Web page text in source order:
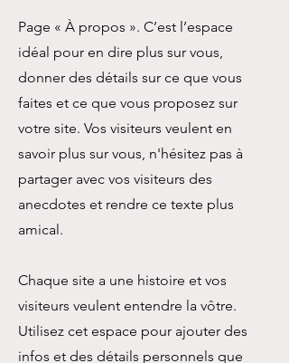
Page « À propos ». C’est l’espace
idéal pour en dire plus sur vous,
donner des détails sur ce que vous
faites et ce que vous proposez sur
votre site. Vos visiteurs veulent en
savoir plus sur vous, n'hésitez pas à
partager avec vos visiteurs des
anecdotes et rendre ce texte plus
amical.
Chaque site a une histoire et vos
visiteurs veulent entendre la vôtre.
Utilisez cet espace pour ajouter des
infos et des détails personnels que